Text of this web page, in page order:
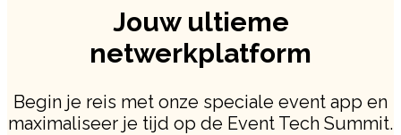
Jouw ultieme
netwerkplatform
Begin je reis met onze speciale event app en
maximaliseer je tijd op de Event Tech Summit.